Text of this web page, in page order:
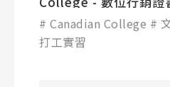
Canadian College
打工實習